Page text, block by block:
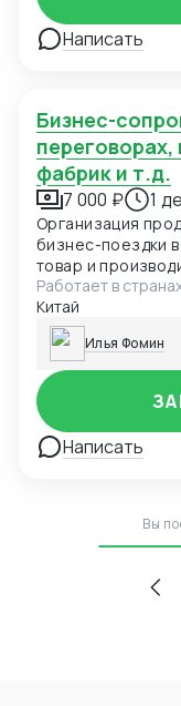
Написать
Бизнес-сопровождение в Китае на
фабрик и т.д.
7 000 ₽ 1
Организация
бизнес-поездки
товар и
переговоров на
подходящих
завершения.
Работает в
Китай
Илья Фомин
Написать
Вы